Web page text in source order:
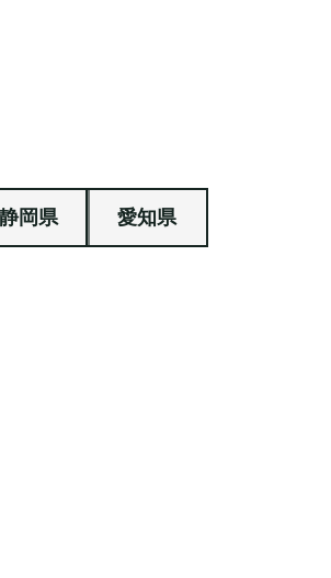
静岡県 愛知県